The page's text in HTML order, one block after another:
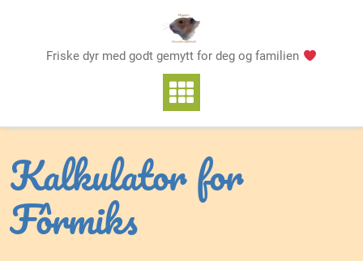
Friske dyr med godt gemytt for deg og familien
Kalkulator for
Fôrmiks